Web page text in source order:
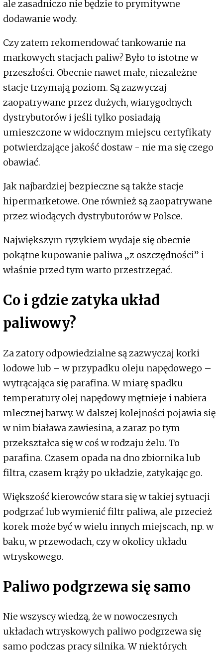
ale zasadniczo nie będzie to prymitywne
dodawanie wody.
Czy zatem rekomendować tankowanie na
markowych stacjach paliw? Było to istotne w
przeszłości. Obecnie nawet małe, niezależne
stacje trzymają poziom. Są zazwyczaj
zaopatrywane przez dużych, wiarygodnych
dystrybutorów i jeśli tylko posiadają
umieszczone w widocznym miejscu certyfikaty
potwierdzające jakość dostaw - nie ma się czego
obawiać.
Jak najbardziej bezpieczne są także stacje
hipermarketowe. One również są zaopatrywane
przez wiodących dystrybutorów w Polsce.
Największym ryzykiem wydaje się obecnie
pokątne kupowanie paliwa „z oszczędności” i
właśnie przed tym warto przestrzegać.
Co i gdzie zatyka układ
paliwowy?
Za zatory odpowiedzialne są zazwyczaj korki
lodowe lub – w przypadku oleju napędowego –
wytrącająca się parafina. W miarę spadku
temperatury olej napędowy mętnieje i nabiera
mlecznej barwy. W dalszej kolejności pojawia się
w nim biaława zawiesina, a zaraz po tym
przekształca się w coś w rodzaju żelu. To
parafina. Czasem opada na dno zbiornika lub
filtra, czasem krąży po układzie, zatykając go.
Większość kierowców stara się w takiej sytuacji
podgrzać lub wymienić filtr paliwa, ale przecież
korek może być w wielu innych miejscach, np. w
baku, w przewodach, czy w okolicy układu
wtryskowego.
Paliwo podgrzewa się samo
Nie wszyscy wiedzą, że w nowoczesnych
układach wtryskowych paliwo podgrzewa się
samo podczas pracy silnika. W niektórych